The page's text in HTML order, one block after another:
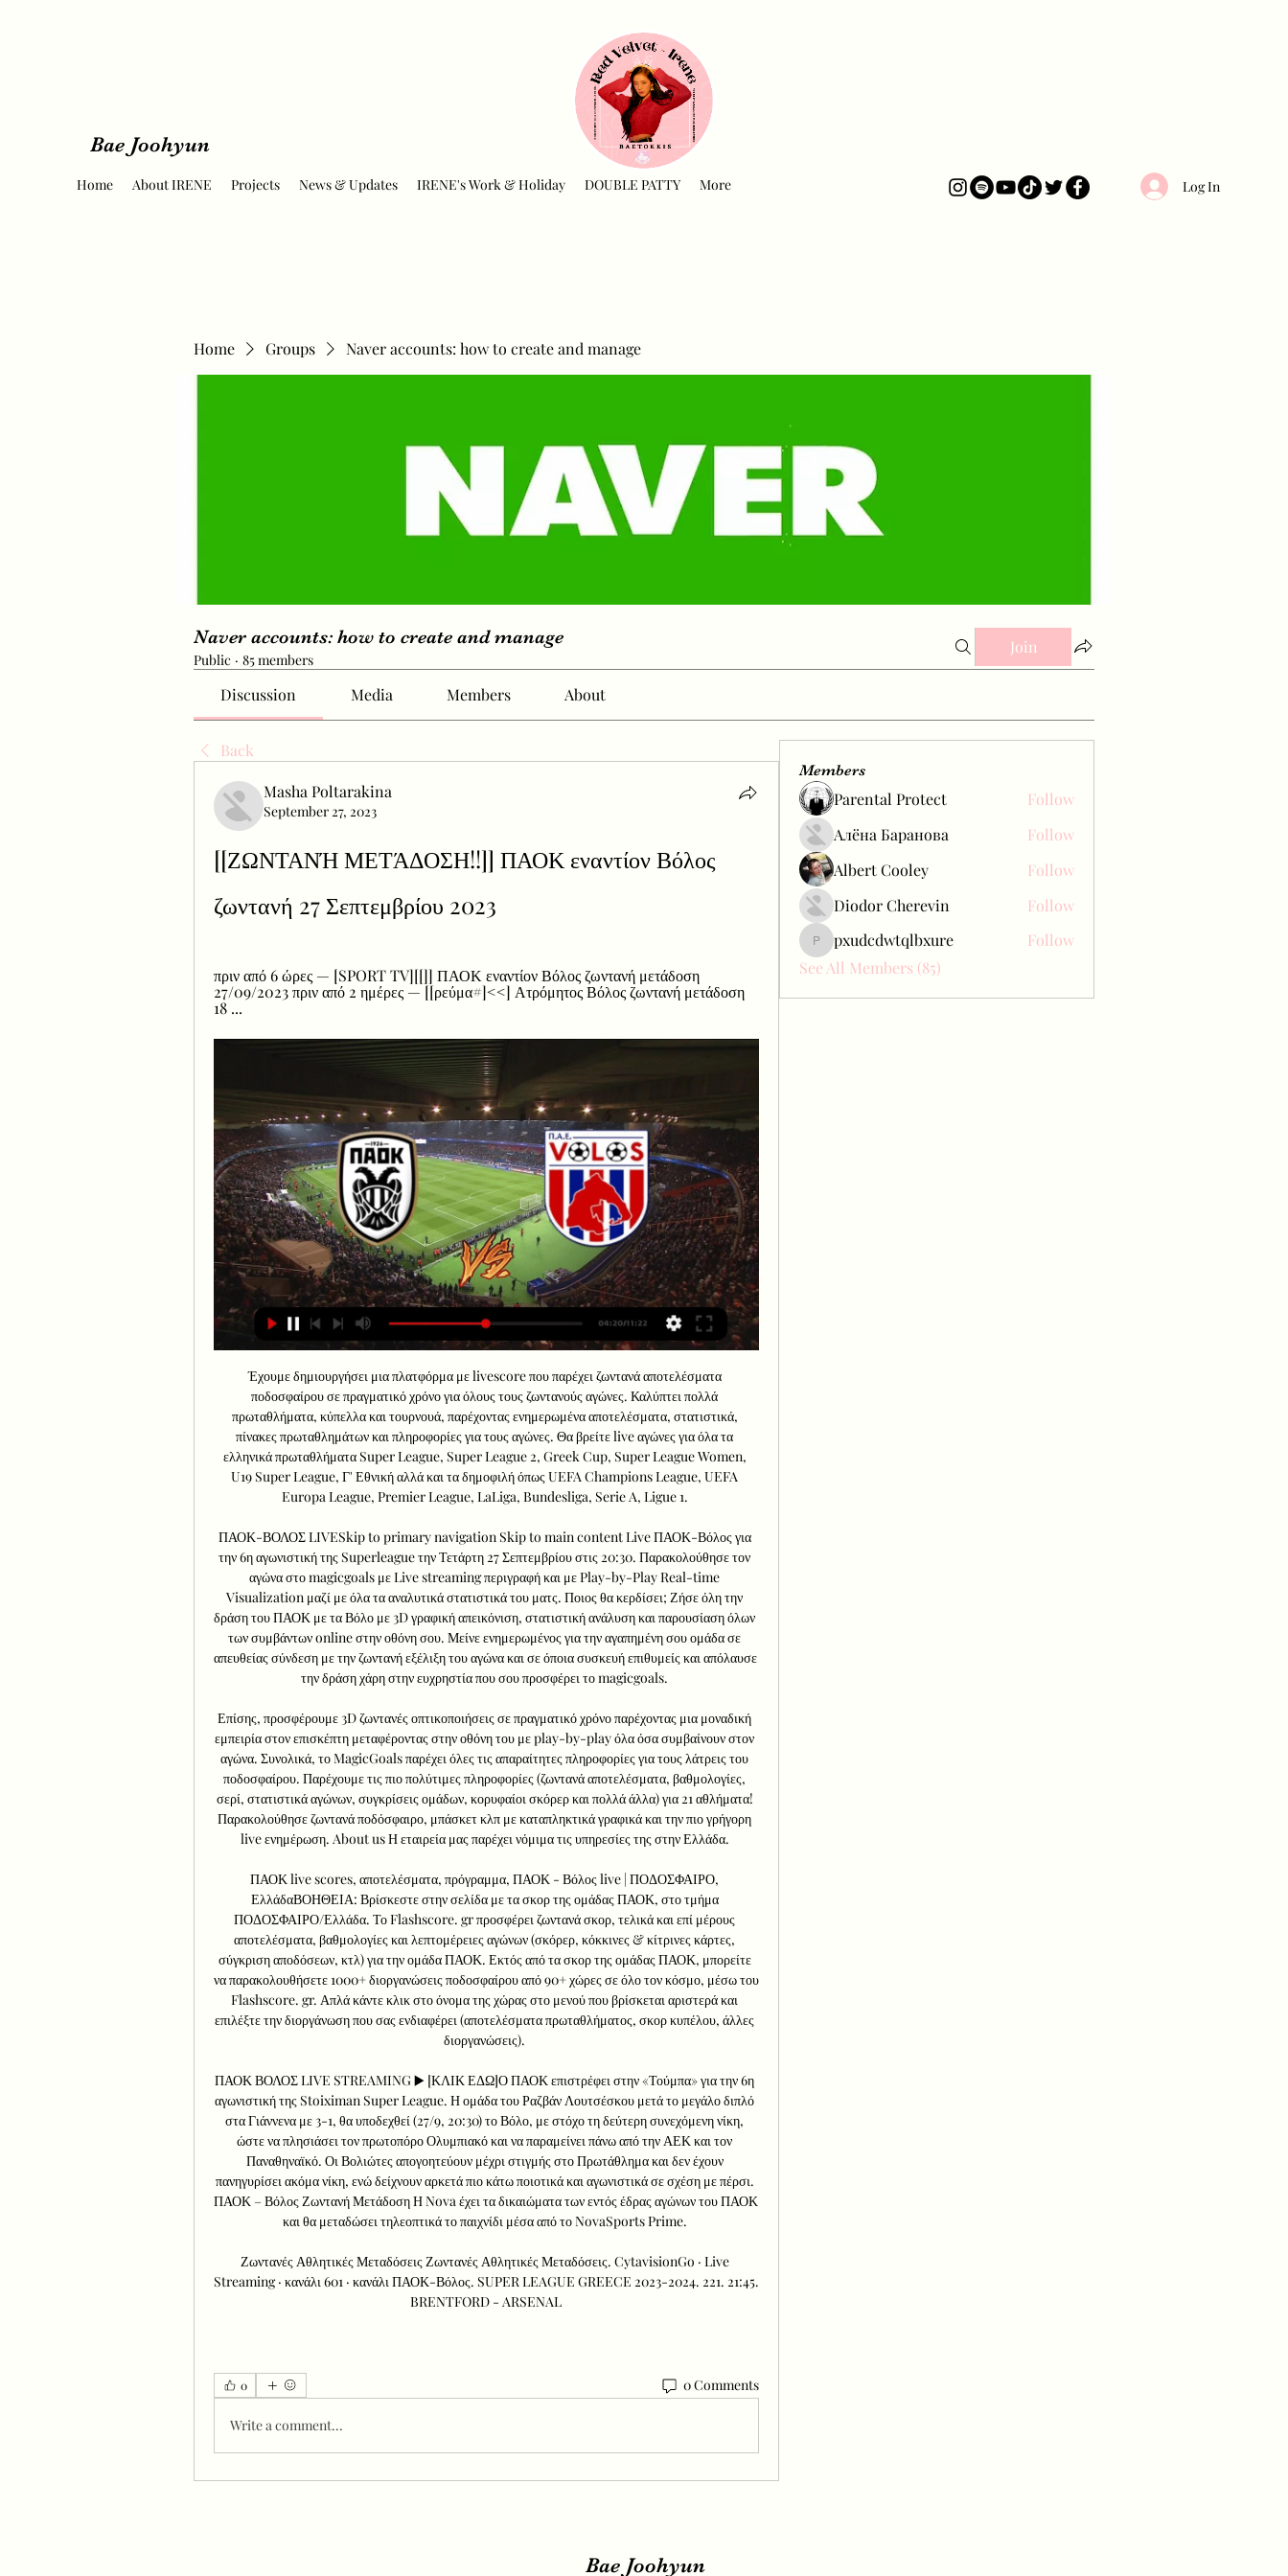
Bae Joohyun
Home About IRENE Projects News & Updates IRENE's Work & Holiday DOUBLE PATTY More Log In
Home Groups Naver accounts: how to create and manage
Naver accounts: how to create and manage
Public · 85 members
Join
Discussion Media Members About
Back
Masha Poltarakina
September 27, 2023
[[ΖΩΝΤΑΝΉ ΜΕΤΆΔΟΣΗ!!]] ΠΑΟΚ εναντίον Βόλος
ζωντανή 27 Σεπτεμβρίου 2023
πριν από 6 ώρες — [SPORT TV][[]] ΠΑΟΚ εναντίον Βόλος ζωντανή μετάδοση
27/09/2023 πριν από 2 ημέρες — [[ρεύμα#]<<] Ατρόμητος Βόλος ζωντανή μετάδοση
18 ...
Έχουμε δημιουργήσει μια πλατφόρμα με livescore που παρέχει ζωντανά αποτελέσματα
ποδοσφαίρου σε πραγματικό χρόνο για όλους τους ζωντανούς αγώνες. Καλύπτει πολλά
πρωταθλήματα, κύπελλα και τουρνουά, παρέχοντας ενημερωμένα αποτελέσματα, στατιστικά,
πίνακες πρωταθλημάτων και πληροφορίες για τους αγώνες. Θα βρείτε live αγώνες για όλα τα
ελληνικά πρωταθλήματα Super League, Super League 2, Greek Cup, Super League Women,
U19 Super League, Γ' Εθνική αλλά και τα δημοφιλή όπως UEFA Champions League, UEFA
Europa League, Premier League, LaLiga, Bundesliga, Serie A, Ligue 1.
ΠΑΟΚ-ΒΟΛΟΣ LIVESkip to primary navigation Skip to main content Live ΠΑΟΚ-Βόλος για
την 6η αγωνιστική της Superleague την Τετάρτη 27 Σεπτεμβρίου στις 20:30. Παρακολούθησε τον
αγώνα στο magicgoals με Live streaming περιγραφή και με Play-by-Play Real-time
Visualization μαζί με όλα τα αναλυτικά στατιστικά του ματς. Ποιος θα κερδίσει; Ζήσε όλη την
δράση του ΠΑΟΚ με τα Βόλο με 3D γραφική απεικόνιση, στατιστική ανάλυση και παρουσίαση όλων
των συμβάντων online στην οθόνη σου. Μείνε ενημερωμένος για την αγαπημένη σου ομάδα σε
απευθείας σύνδεση με την ζωντανή εξέλιξη του αγώνα και σε όποια συσκευή επιθυμείς και απόλαυσε
την δράση χάρη στην ευχρηστία που σου προσφέρει το magicgoals.
Επίσης, προσφέρουμε 3D ζωντανές οπτικοποιήσεις σε πραγματικό χρόνο παρέχοντας μια μοναδική
εμπειρία στον επισκέπτη μεταφέροντας στην οθόνη του με play-by-play όλα όσα συμβαίνουν στον
αγώνα. Συνολικά, το MagicGoals παρέχει όλες τις απαραίτητες πληροφορίες για τους λάτρεις του
ποδοσφαίρου. Παρέχουμε τις πιο πολύτιμες πληροφορίες (ζωντανά αποτελέσματα, βαθμολογίες,
σερί, στατιστικά αγώνων, συγκρίσεις ομάδων, κορυφαίοι σκόρερ και πολλά άλλα) για 21 αθλήματα!
Παρακολούθησε ζωντανά ποδόσφαιρο, μπάσκετ κλπ με καταπληκτικά γραφικά και την πιο γρήγορη
live ενημέρωση. About us Η εταιρεία μας παρέχει νόμιμα τις υπηρεσίες της στην Ελλάδα.
ΠΑΟΚ live scores, αποτελέσματα, πρόγραμμα, ΠΑΟΚ - Βόλος live | ΠΟΔΟΣΦΑΙΡΟ,
ΕλλάδαΒΟΗΘΕΙΑ: Βρίσκεστε στην σελίδα με τα σκορ της ομάδας ΠΑΟΚ, στο τμήμα
ΠΟΔΟΣΦΑΙΡΟ/Ελλάδα. Το Flashscore. gr προσφέρει ζωντανά σκορ, τελικά και επί μέρους
αποτελέσματα, βαθμολογίες και λεπτομέρειες αγώνων (σκόρερ, κόκκινες & κίτρινες κάρτες,
σύγκριση αποδόσεων, κτλ) για την ομάδα ΠΑΟΚ. Εκτός από τα σκορ της ομάδας ΠΑΟΚ, μπορείτε
να παρακολουθήσετε 1000+ διοργανώσεις ποδοσφαίρου από 90+ χώρες σε όλο τον κόσμο, μέσω του
Flashscore. gr. Απλά κάντε κλικ στο όνομα της χώρας στο μενού που βρίσκεται αριστερά και
επιλέξτε την διοργάνωση που σας ενδιαφέρει (αποτελέσματα πρωταθλήματος, σκορ κυπέλου, άλλες
διοργανώσεις).
ΠΑΟΚ ΒΟΛΟΣ LIVE STREAMING ▶️ [ΚΛΙΚ ΕΔΩ]Ο ΠΑΟΚ επιστρέφει στην «Τούμπα» για την 6η
αγωνιστική της Stoiximan Super League. Η ομάδα του Ραζβάν Λουτσέσκου μετά το μεγάλο διπλό
στα Γιάννενα με 3-1, θα υποδεχθεί (27/9, 20:30) το Βόλο, με στόχο τη δεύτερη συνεχόμενη νίκη,
ώστε να πλησιάσει τον πρωτοπόρο Ολυμπιακό και να παραμείνει πάνω από την ΑΕΚ και τον
Παναθηναϊκό. Οι Βολιώτες απογοητεύουν μέχρι στιγμής στο Πρωτάθλημα και δεν έχουν
πανηγυρίσει ακόμα νίκη, ενώ δείχνουν αρκετά πιο κάτω ποιοτικά και αγωνιστικά σε σχέση με πέρσι.
ΠΑΟΚ – Βόλος Ζωντανή Μετάδοση Η Nova έχει τα δικαιώματα των εντός έδρας αγώνων του ΠΑΟΚ
και θα μεταδώσει τηλεοπτικά το παιχνίδι μέσα από το NovaSports Prime.
Ζωντανές Αθλητικές Μεταδόσεις Ζωντανές Αθλητικές Μεταδόσεις. CytavisionGo · Live
Streaming · κανάλι 601 · κανάλι ΠΑΟΚ-Βόλος. SUPER LEAGUE GREECE 2023-2024. 221. 21:45.
BRENTFORD - ARSENAL
0 0 Comments
Write a comment...
Members
Parental Protect
Follow
Алёна Баранова
Follow
Albert Cooley
Follow
Diodor Cherevin
Follow
pxudcdwtqlbxure
pxudcdwtqlbxure
Follow
See All Members (85)
Bae Joohyun